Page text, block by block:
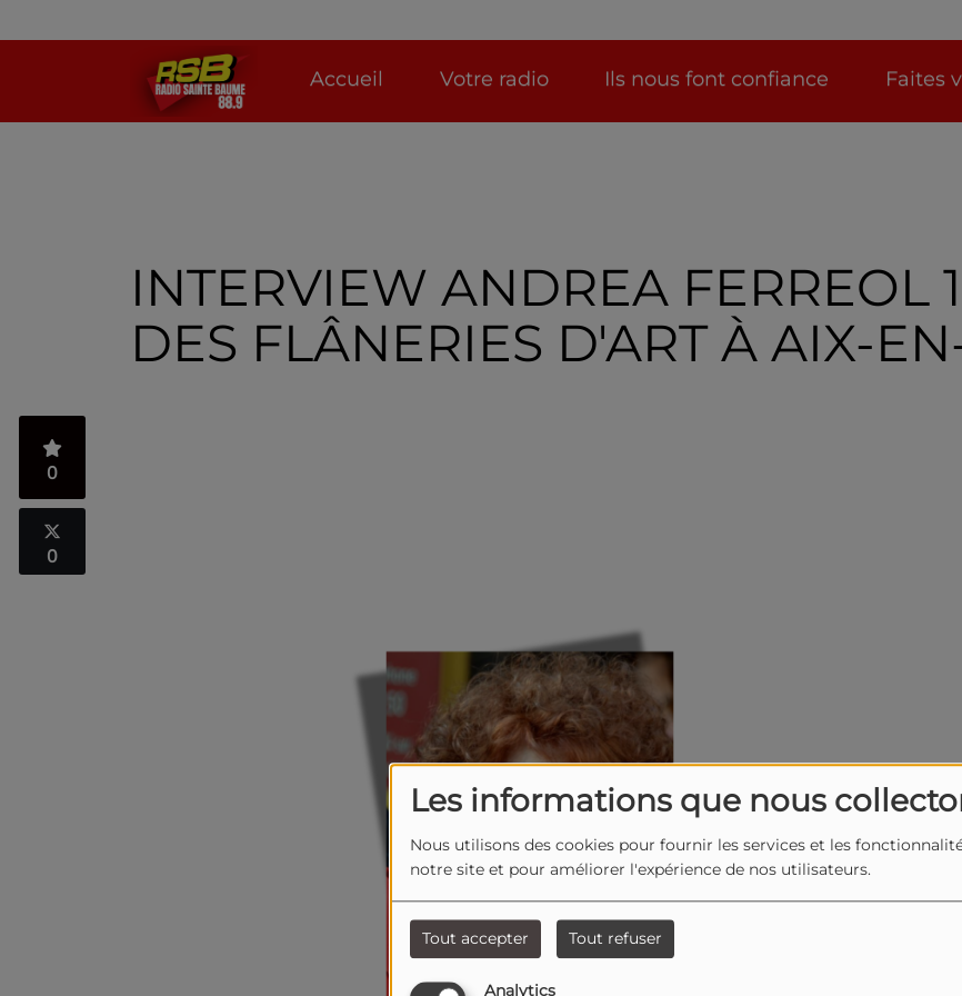
Les informations que nous
Nous utilisons des cookies pour fournir les services et les
notre site et pour améliorer l'expérience de nos utilisateurs.
Tout accepter Tout refuser
Analytics
Accueil Votre radio Ils nous font confiance Faites
INTERVIEW ANDREA FERREOL
DES FLÂNERIES D'ART À AIX-
0
0